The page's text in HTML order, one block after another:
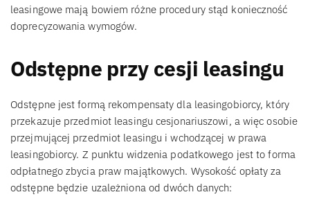
leasingowe mają bowiem różne procedury stąd konieczność
doprecyzowania wymogów.
Odstępne przy cesji leasingu
Odstępne jest formą rekompensaty dla leasingobiorcy, który
przekazuje przedmiot leasingu cesjonariuszowi, a więc osobie
przejmującej przedmiot leasingu i wchodzącej w prawa
leasingobiorcy. Z punktu widzenia podatkowego jest to forma
odpłatnego zbycia praw majątkowych. Wysokość opłaty za
odstępne będzie uzależniona od dwóch danych: